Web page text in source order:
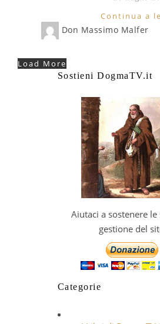
Continua a
Don Massimo Malfer
Load More
Sostieni DogmaTV.it
Aiutaci a sostenere le
gestione del
Categorie